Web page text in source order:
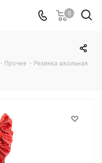
0
- Прочее - Резинка школьная